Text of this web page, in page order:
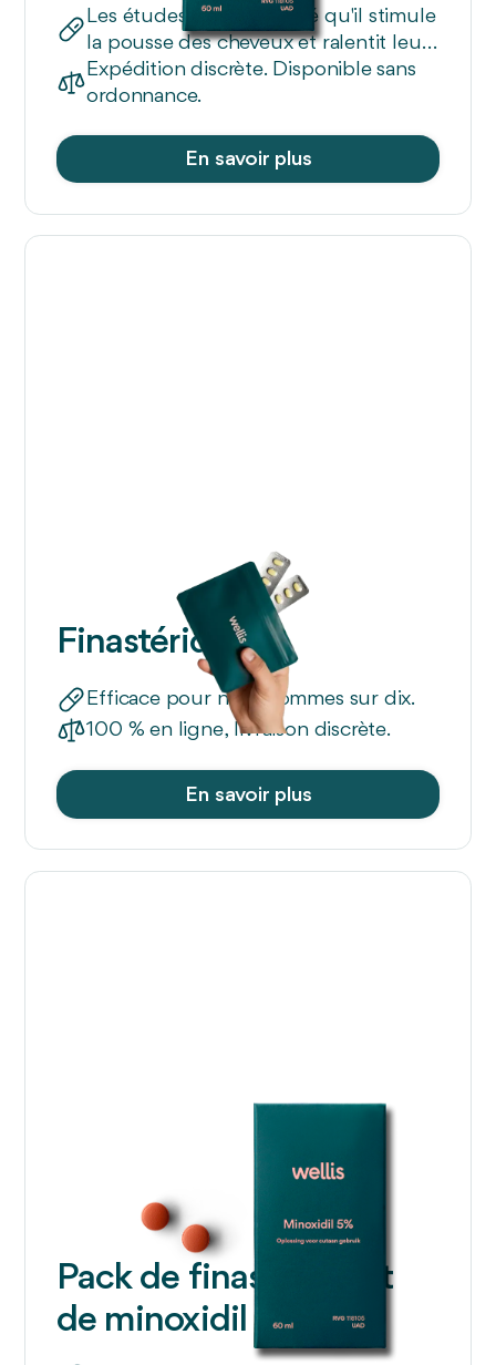
Les études ont démontré qu'il stimule
la pousse des cheveux et ralentit leur
chute.
Expédition discrète. Disponible sans
ordonnance.
En savoir plus
Finastéride
Efficace pour neuf hommes sur dix.
100 % en ligne, livraison discrète.
En savoir plus
Pack de finastéride et
de minoxidil